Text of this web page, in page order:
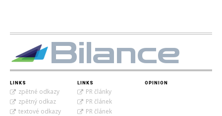
Bilance
LINKS
zpětné odkazy
zpětný odkaz
textové odkazy
LINKS
PR články
PR článek
PR článek
OPINION